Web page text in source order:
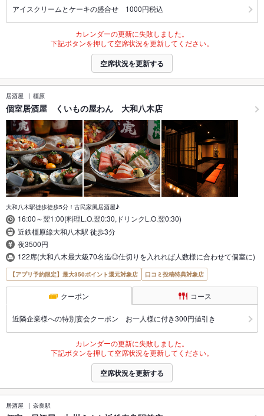
アイスクリームとケーキの盛合せ 1000円税込
カレンダーの更新に失敗しました。
下記ボタンを押して空席状況を更新してください。
空席状況を更新する
居酒屋 橿原
個室居酒屋 くいもの屋わん 大和八木店
大和八木駅徒歩徒歩5分！古民家風居酒屋♪
16:00～翌1:00(料理L.O.翌0:30,ドリンクL.O.翌0:30)
近鉄橿原線大和八木駅 徒歩3分
夜3500円
122席(大和八木最大級70名迄◎仕切りを入れれば人数様に合わせて個室に)
【アプリ予約限定】最大350ポイント還元対象店 口コミ投稿特典対象店
クーポン コース
近隣企業様への特別宴会クーポン お一人様に付き300円値引き
カレンダーの更新に失敗しました。
下記ボタンを押して空席状況を更新してください。
空席状況を更新する
居酒屋 奈良駅